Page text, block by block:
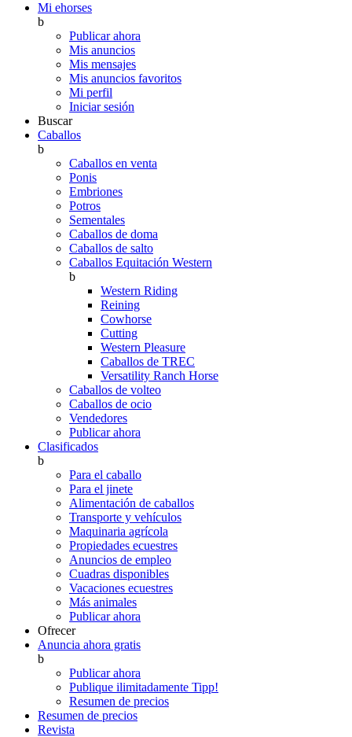
Mi ehorses
b
Publicar ahora
Mis anuncios
Mis mensajes
Mis anuncios favoritos
Mi perfil
Iniciar sesión
Buscar
Caballos
b
Caballos en venta
Ponis
Embriones
Potros
Sementales
Caballos de doma
Caballos de salto
Caballos Equitación Western
b
Western Riding
Reining
Cowhorse
Cutting
Western Pleasure
Caballos de TREC
Versatility Ranch Horse
Caballos de volteo
Caballos de ocio
Vendedores
Publicar ahora
Clasificados
b
Para el caballo
Para el jinete
Alimentación de caballos
Transporte y vehículos
Maquinaria agrícola
Propiedades ecuestres
Anuncios de empleo
Cuadras disponibles
Vacaciones ecuestres
Más animales
Publicar ahora
Ofrecer
Anuncia ahora gratis
b
Publicar ahora
Publique ilimitadamente Tipp!
Resumen de precios
Resumen de precios
Revista